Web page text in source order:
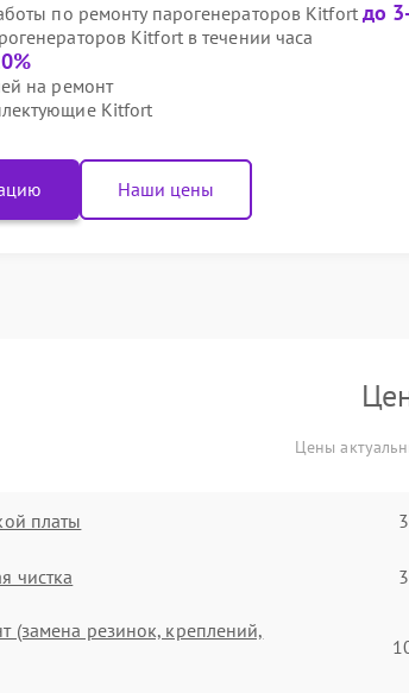
по ремонту парогенераторов Kitfort до
Kitfort в течении часа
на ремонт
Kitfort
Наши цены
Цены
платы
чистка
(замена резинок, креплений,